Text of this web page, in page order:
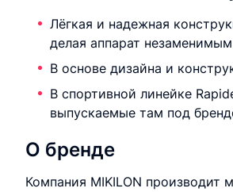
Лёгкая и надежная
делая аппарат
В основе дизайна и
В спортивной линейке
выпускаемые там под
О бренде
Компания MIKILON производит